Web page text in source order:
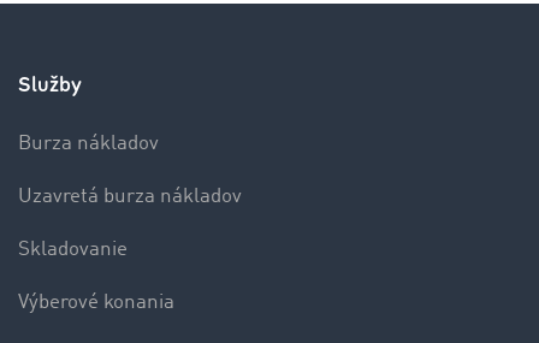
Služby
Burza nákladov
Uzavretá burza nákladov
Skladovanie
Výberové konania